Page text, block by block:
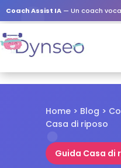
Coach Assist IA — Un coach vocale
Home > Blog >
Casa di riposo
Guida Casa di